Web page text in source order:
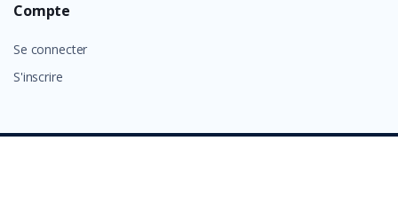
Compte
Se connecter
S'inscrire